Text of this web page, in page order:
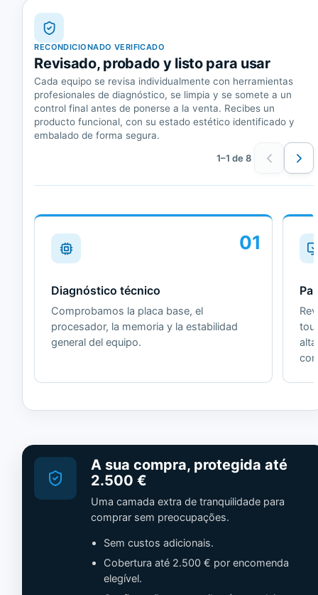
RECONDICIONADO VERIFICADO
Revisado, probado y listo para usar
Cada equipo se revisa individualmente con herramientas
profesionales de diagnóstico, se limpia y se somete a un
control final antes de ponerse a la venta. Recibes un
producto funcional, con su estado estético identificado y
embalado de forma segura.
1–1 de 8
01
Diagnóstico técnico
Comprobamos la placa base, el
procesador, la memoria y la estabilidad
general del equipo.
A sua compra, protegida até
2.500 €
Uma camada extra de tranquilidade para
comprar sem preocupações.
Sem custos adicionais.
Cobertura até 2.500 € por encomenda
elegível.